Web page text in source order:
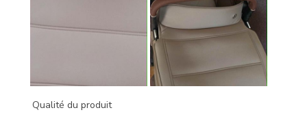
Qualité du produit